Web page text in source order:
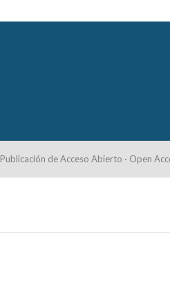
Publicación de Acceso Abierto · Open